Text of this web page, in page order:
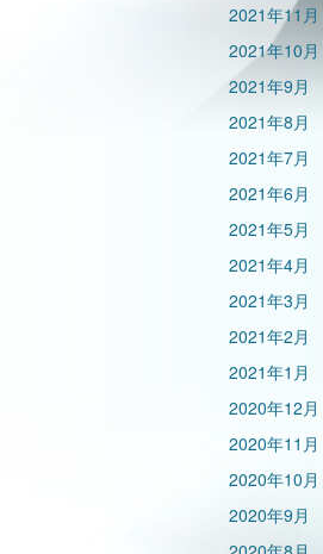
2021年11月
2021年10月
2021年9月
2021年8月
2021年7月
2021年6月
2021年5月
2021年4月
2021年3月
2021年2月
2021年1月
2020年12月
2020年11月
2020年10月
2020年9月